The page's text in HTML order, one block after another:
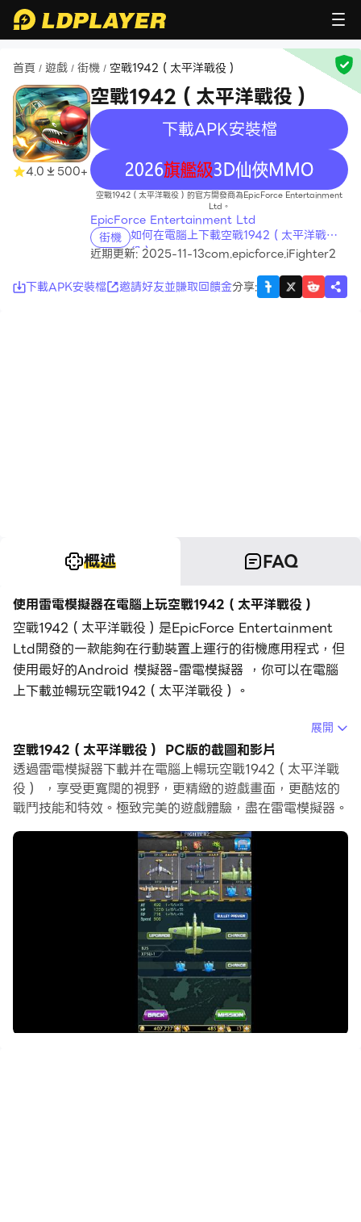
首頁 / 遊戲 / 街機 / 空戰1942（太平洋戰役）
4.0 500+
空戰1942（太平洋戰役）
下載APK安裝檔
recommend
空戰1942（太平洋戰役）的官方開發商為EpicForce Entertainment
Ltd。
EpicForce Entertainment Ltd
街機 如何在電腦上下載空戰1942（太平洋戰
役）
近期更新: 2025-11-13com.epicforce.iFighter2
下載APK安裝檔
邀請好友並賺取回饋金分享:
概述 FAQ
使用雷電模擬器在電腦上玩空戰1942（太平洋戰役）
空戰1942（太平洋戰役）是EpicForce Entertainment
Ltd開發的一款能夠在行動裝置上運行的街機應用程式，但
使用最好的Android 模擬器-雷電模擬器 ，你可以在電腦
上下載並暢玩空戰1942（太平洋戰役）。
在電腦上運行空戰1942（太平洋戰役），您可以在大螢幕
上清晰地瀏覽, 而用滑鼠和鍵盤操控應用程式比用觸摸屏鍵
盤要快得多，同時你將永遠不必擔心設備的電量問題。
通過多開和同步功能，你甚至可以在PC上運行多個應用程
而文件互傳功能讓分享圖像、影片和文件也變得非常容易。
下載空戰1942（太平洋戰役）並在PC上運行。享受PC端
的大螢幕和高畫質畫質吧!
【重要！齊來迎戰新版本！】
iFighter 2進階版v2.0已經上線！請各位軍官作好戰前準
備，在全新戰場一起繼續奮戰！
空戰1942 （太平洋戰役）繼 空戰1945 之後帶領大家再次
展開
空戰1942（太平洋戰役） PC版的截圖和影片
透過雷電模擬器下載并在電腦上暢玩空戰1942（太平洋戰
役） ，享受更寬闊的視野，更精緻的遊戲畫面，更酷炫的
戰鬥技能和特效。極致完美的遊戲體驗，盡在雷電模擬器。